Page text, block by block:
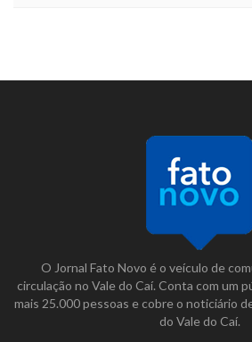
O Jornal Fato Novo é o veículo de
circulação no Vale do Caí. Conta com um
mais 25.000 pessoas e cobre o noticiário
do Vale do Caí.